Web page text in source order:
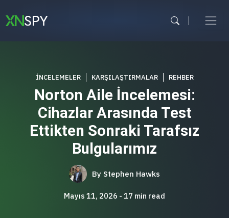
atla
İNCELEMELER KARŞILAŞTIRMALAR REHBER
Norton Aile İncelemesi:
Cihazlar Arasında Test
Ettikten Sonraki Tarafsız
Bulgularımız
By Stephen Hawks
Mayıs 11, 2026 17 min read